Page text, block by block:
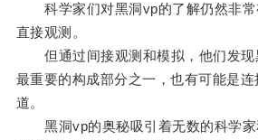
科学家们对黑洞vp的了解仍然非常
直接观测。
但通过间接观测和模拟，他们发现
最重要的构成部分之一，也有可能是
道。
黑洞vp的奥秘吸引着无数的科学家